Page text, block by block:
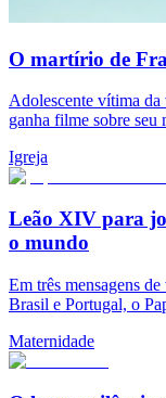
O martírio de
Adolescente vítima da
ganha filme sobre seu
Igreja
Leão XIV para
o mundo
Em três mensagens
Brasil e Portugal, o
Maternidade